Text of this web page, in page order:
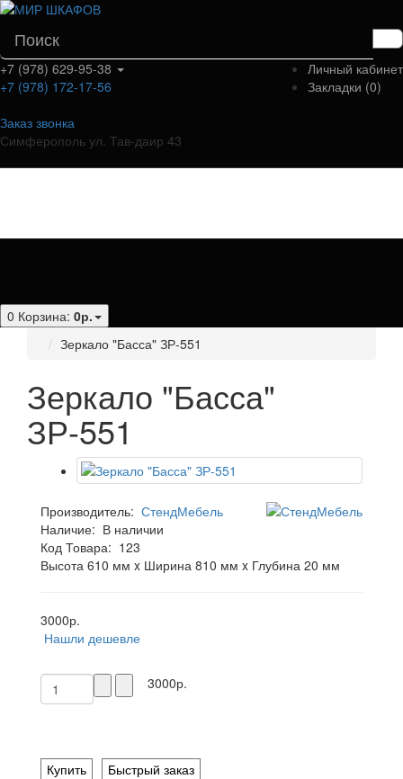
Личный кабинет
Закладки (0)
+7 (978) 629-95-38
+7 (978) 172-17-56
Заказ звонка
Симферополь ул. Тав-даир 43
0 Корзина: 0р.
Зеркало "Басса" ЗР-551
Зеркало "Басса"
ЗР-551
Производитель: СтендМебель
Наличие: В наличии
Код Товара: 123
Высота 610 мм x Ширина 810 мм x Глубина 20 мм
3000р.
Нашли дешевле
3000р.
Купить
Быстрый заказ